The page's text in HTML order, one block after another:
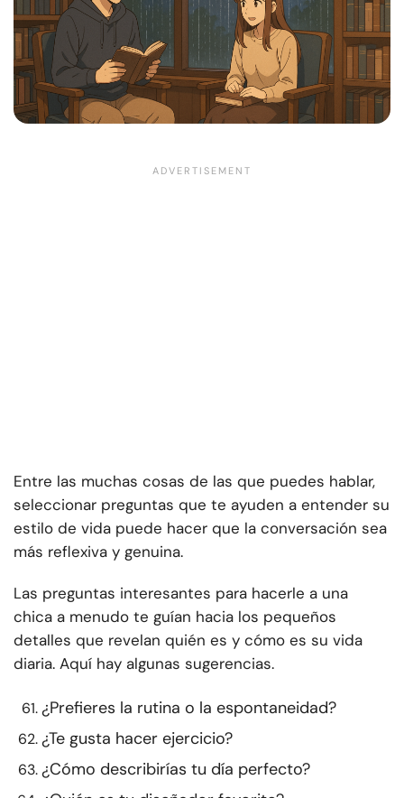
Entre las muchas cosas de las que puedes hablar,
seleccionar preguntas que te ayuden a entender su
estilo de vida puede hacer que la conversación sea
más reflexiva y genuina.
Las preguntas interesantes para hacerle a una
chica a menudo te guían hacia los pequeños
detalles que revelan quién es y cómo es su vida
diaria. Aquí hay algunas sugerencias.
¿Prefieres la rutina o la espontaneidad?
¿Te gusta hacer ejercicio?
¿Cómo describirías tu día perfecto?